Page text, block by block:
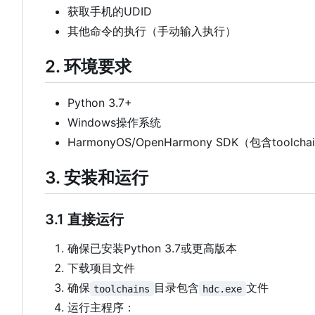
获取手机的UDID
其他命令的执行（手动输入执行）
2. 环境要求
Python 3.7+
Windows操作系统
HarmonyOS/OpenHarmony SDK（包含
3. 安装和运行
3.1 直接运行
确保已安装Python 3.7或更高版本
下载项目文件
确保 toolchains 目录包含 hdc.exe 文件
运行主程序：